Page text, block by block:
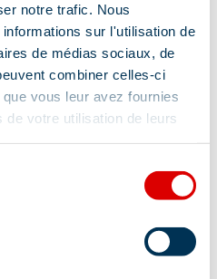
notre trafic. Nous
sur l'utilisation de
de médias sociaux, de
combiner celles-ci
vous leur avez fournies
votre utilisation de leurs